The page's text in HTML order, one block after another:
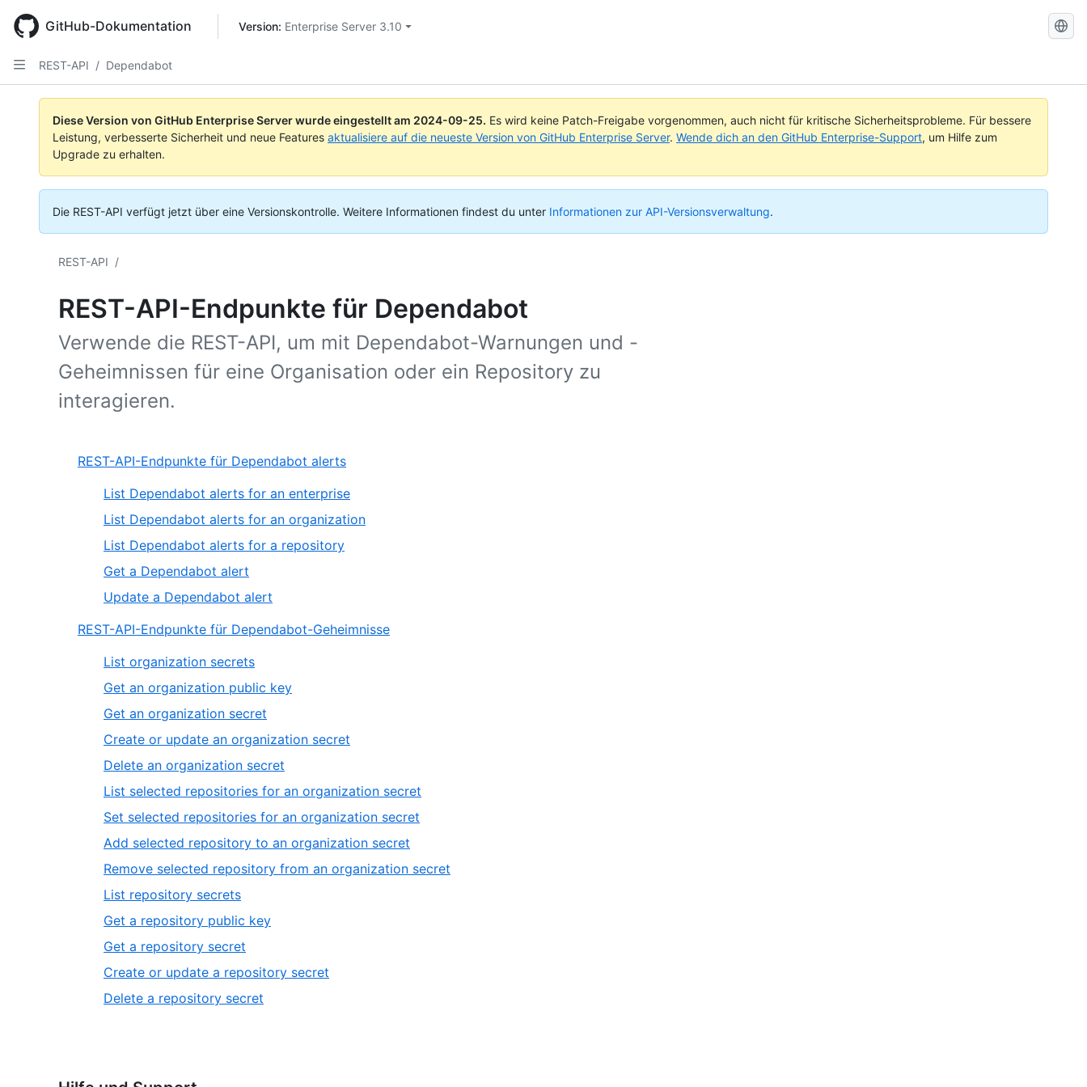
main
content
GitHub-Dokumentation Version: Enterprise Server 3.10
Search
REST-API / Dependabot
Diese Version von GitHub Enterprise Server wurde eingestellt am 2024-09-25. Es wird keine Patch-Freigabe vorgenommen, auch nicht für kritische Sicherheitsprobleme. Für bessere
Leistung, verbesserte Sicherheit und neue Features aktualisiere auf die neueste Version von GitHub Enterprise Server. Wende dich an den GitHub Enterprise-Support, um Hilfe zum
Upgrade zu erhalten.
Die REST-API verfügt jetzt über eine Versionskontrolle. Weitere Informationen findest du unter Informationen zur API-Versionsverwaltung.
REST-API /
REST-API-Endpunkte für Dependabot
Verwende die REST-API, um mit Dependabot-Warnungen und -
Geheimnissen für eine Organisation oder ein Repository zu
interagieren.
REST-API-Endpunkte für Dependabot alerts
List Dependabot alerts for an enterprise
List Dependabot alerts for an organization
List Dependabot alerts for a repository
Get a Dependabot alert
Update a Dependabot alert
REST-API-Endpunkte für Dependabot-Geheimnisse
List organization secrets
Get an organization public key
Get an organization secret
Create or update an organization secret
Delete an organization secret
List selected repositories for an organization secret
Set selected repositories for an organization secret
Add selected repository to an organization secret
Remove selected repository from an organization secret
List repository secrets
Get a repository public key
Get a repository secret
Create or update a repository secret
Delete a repository secret